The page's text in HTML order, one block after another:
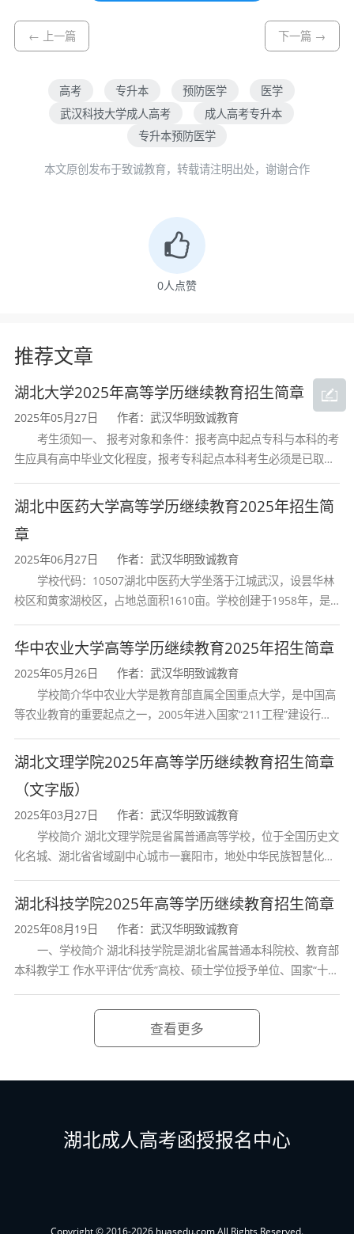
展本科、硕士、博士全层次人才培养。师资方
副教授64人，博士生导师15人，研究生导师353
人；拥有国家重大人才计划入选者、湖北省名师
工作室、省级教学团队、湖北省首届医学领军人
才等高层次人才队伍。此外，建有“职业危害识别
院”等校内高水平科研平台。
机构、食品药品安全监管单位及健康管理机构，
培养适应我国医药卫生事业现代化建设需要，具
有良好的职业素养、创新精神和社会责任感，
德、智、体、美、劳全面发展；系统掌握预防医
学基础理论、基本知识和基本技能，具备疾病预
防控制、环境介质检测评价、卫生监督管理和健
康促进等方面的综合能力；能够在疾病预防控制
中心、卫生监督局、食品药品监督局、职业病防
治所和医学院校等机构工作的高素质应用型人
才。
更强调理论与实践的结合，注重将学生在职在岗
的公共卫生基层工作经验与高等预防医学理论教
学融合，旨在培养掌握基础医学、临床医学和预
防医学的基本理论知识，具备疾病预防控制、实
和健康教育等能力的高等专门人才。
具体而言，毕业生应具备以下核心素养：
理论基础：系统掌握基础医学（人体解剖学、
科学、传染病学等）及预防医学核心理论知识
（流行病学、卫生统计学、环境卫生学、职业卫
生与职业医学、营养与食品卫生学等）；
疾病预防与控制能力：具备开展疾病预防控
制、实施卫生监督监测、改进环境卫生、开展卫
生保健和健康教育等工作的能力；
环境与食品卫生监督能力：能够在环境卫生或
知识，具备基层卫生管理、突发公共卫生事件应
养、沟通协作能力及循证医学思维能力，了解公
← 上一篇 下一篇 →
高考 专升本 预防医学
医学
武汉科技大学成人高考
成人高考专升本
专升本预防医学
本文原创发布于致诚教育，转载请注明出处，谢谢合作
0人点赞
推荐文章
湖北大学2025年高等学历继续教育招生简章
2025年05月27日
作者：武汉华明致诚教育
考生须知一、 报考对象和条件：报考高中起点专科与本科的考
生应具有高中毕业文化程度，报考专科起点本科考生必须是已取得
构颁发的大学专科毕业证书的人
湖北中医药大学高等学历继续教育2025年招生简
章
2025年06月27日
作者：武汉华明致诚教育
学校代码：10507湖北中医药大学坐落于江城武汉，设昙华林
校区和黄家湖校区，占地总面积1610亩。学校创建于1958年，是
育和最早开办中医研究
华中农业大学高等学历继续教育2025年招生简章
2025年05月26日
作者：武汉华明致诚教育
学校简介华中农业大学是教育部直属全国重点大学，是中国高
等农业教育的重要起点之一，2005年进入国家“211工程”建设行
首轮“双一流”成效
湖北文理学院2025年高等学历继续教育招生简章
（文字版）
2025年03月27日
作者：武汉华明致诚教育
学校简介 湖北文理学院是省属普通高等学校，位于全国历史文
化名城、湖北省省域副中心城市一襄阳市，地处中华民族智慧化身
学校、全国普通
湖北科技学院2025年高等学历继续教育招生简章
2025年08月19日
作者：武汉华明致诚教育
一、学校简介 湖北科技学院是湖北省属普通本科院校、教育部
本科教学工 作水平评估“优秀”高校、硕士学位授予单位、国家“十三
查看更多
湖北成人高考函授报名中心
Copyright © 2016-2026 huasedu.com All Rights Reserved.